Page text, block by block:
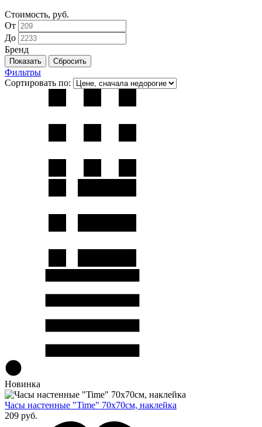
Стоимость, руб.
От
До
Бренд
Фильтры
Сортировать по:
Новинка
Часы настенные "Time" 70х70см, наклейка
209 руб.